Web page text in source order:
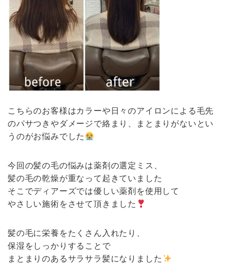
こちらのお客様はカラーや日々のアイロンによる毛先
のパサつきやダメージで絡まり、まとまりがないとい
うのがお悩みでした
今回の髪の毛の悩みは薬剤の選定ミス、
髪の毛の乾燥が重なって起きていました
そこでディアーズでは優しい薬剤を使用して
やさしい施術をさせて頂きました
髪の毛に栄養をたくさん入れたり、
保湿をしっかりすることで
まとまりのあるサラサラ髪になりました